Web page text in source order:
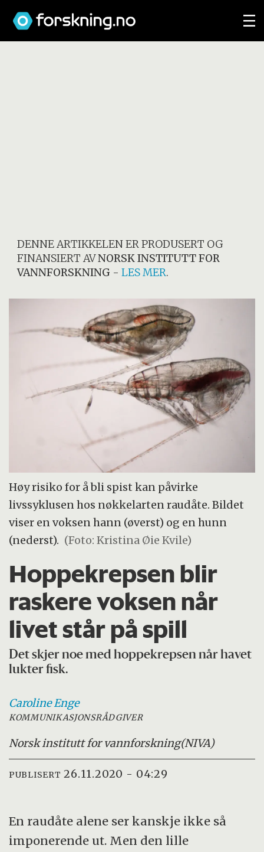
DENNE ARTIKKELEN ER PRODUSERT OG
FINANSIERT AVNORSK INSTITUTT FOR
VANNFORSKNING -LES MER.
Høy risiko for å bli spist kan påvirke
livssyklusen hos nøkkelarten raudåte. Bildet
viser en voksen hann (øverst) og en hunn
(nederst). (Foto: Kristina Øie Kvile)
Hoppekrepsen blir
raskere voksen når
livet står på spill
Det skjer noe med hoppekrepsen når havet
lukter fisk.
CarolineEnge
KOMMUNIKASJONSRÅDGIVER
Norsk institutt for vannforskning(NIVA)
PUBLISERT 26.11.2020 - 04:29
En raudåte alene ser kanskje ikke så
imponerende ut. Men den lille